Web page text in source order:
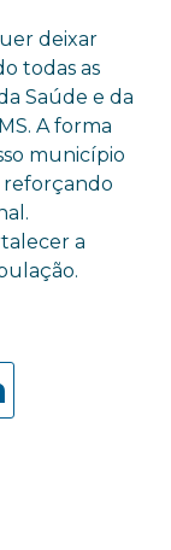
deixar
todas as
Saúde e da
A forma
município
reforçando
a